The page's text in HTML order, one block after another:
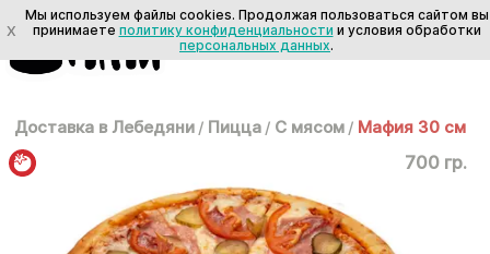
Доставка в Лебедяни / Пицца / С мясом / Мафия 30 см
700 гр.
X
Мы используем файлы cookies. Продолжая пользоваться сайтом вы
принимаете политику конфиденциальности и условия обработки
персональных данных.